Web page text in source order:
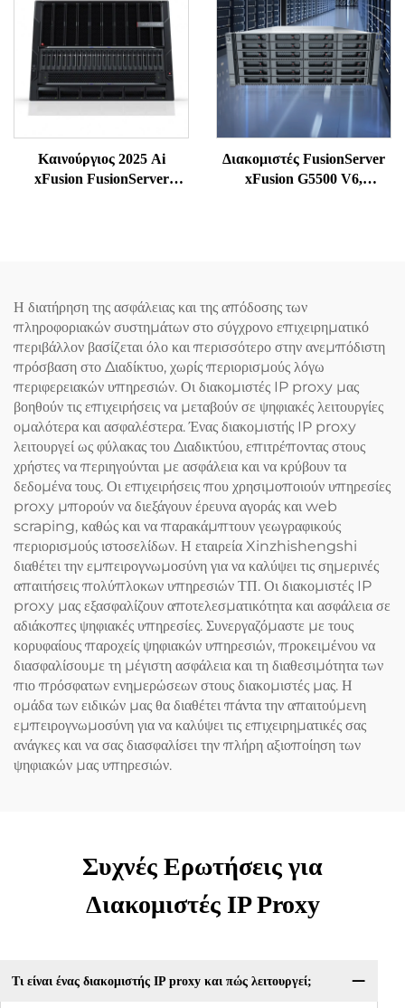
Εξυπηρετητής
υπολογιστές NAS,
αποθήκευση στο νέφος,
διακομιστές Intel ERP
Καινούργιος 2025 Ai
xFusion FusionServer
Διακομιστές FusionServer
xFusion G5500 V6,
Δίκτυα, Rack, Διακομιστής
Η διατήρηση της ασφάλειας και της απόδοσης των
πληροφοριακών συστημάτων στο σύγχρονο επιχειρηματικό
περιβάλλον βασίζεται όλο και περισσότερο στην ανεμπόδιστη
πρόσβαση στο Διαδίκτυο, χωρίς περιορισμούς λόγω
περιφερειακών υπηρεσιών. Οι διακομιστές IP proxy μας
βοηθούν τις επιχειρήσεις να μεταβούν σε ψηφιακές λειτουργίες
ομαλότερα και ασφαλέστερα. Ένας διακομιστής IP proxy
λειτουργεί ως φύλακας του Διαδικτύου, επιτρέποντας στους
χρήστες να περιηγούνται με ασφάλεια και να κρύβουν τα
δεδομένα τους. Οι επιχειρήσεις που χρησιμοποιούν υπηρεσίες
proxy μπορούν να διεξάγουν έρευνα αγοράς και web
scraping, καθώς και να παρακάμπτουν γεωγραφικούς
περιορισμούς ιστοσελίδων. Η εταιρεία Xinzhishengshi
διαθέτει την εμπειρογνωμοσύνη για να καλύψει τις σημερινές
απαιτήσεις πολύπλοκων υπηρεσιών ΤΠ. Οι διακομιστές IP
proxy μας εξασφαλίζουν αποτελεσματικότητα και ασφάλεια σε
αδιάκοπες ψηφιακές υπηρεσίες. Συνεργαζόμαστε με τους
κορυφαίους παροχείς ψηφιακών υπηρεσιών, προκειμένου να
διασφαλίσουμε τη μέγιστη ασφάλεια και τη διαθεσιμότητα των
πιο πρόσφατων ενημερώσεων στους διακομιστές μας. Η
ομάδα των ειδικών μας θα διαθέτει πάντα την απαιτούμενη
εμπειρογνωμοσύνη για να καλύψει τις επιχειρηματικές σας
ανάγκες και να σας διασφαλίσει την πλήρη αξιοποίηση των
ψηφιακών μας υπηρεσιών.
Συχνές Ερωτήσεις για
Διακομιστές IP Proxy
Τι είναι ένας διακομιστής IP proxy και πώς λειτουργεί;